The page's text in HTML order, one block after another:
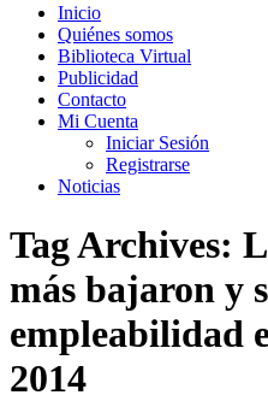
Inicio
Quiénes somos
Biblioteca Virtual
Publicidad
Contacto
Mi Cuenta
Iniciar Sesión
Registrarse
Noticias
Tag Archives:
más bajaron y
empleabilidad
2014